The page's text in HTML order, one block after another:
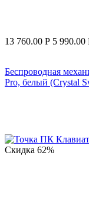
13 760.00 Р 5 990.00
Беспроводная
Pro, белый (Crystal
Скидка 62%